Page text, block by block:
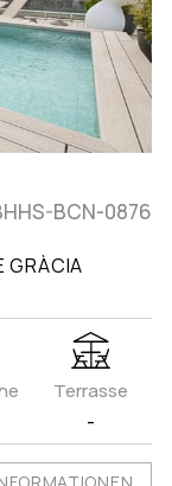
BCN-0876
GRÀCIA
Terrasse
-